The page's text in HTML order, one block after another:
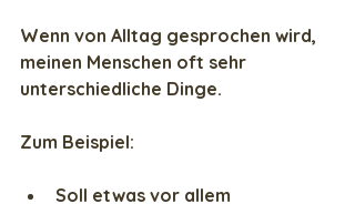
Wenn von Alltag gesprochen wird,
meinen Menschen oft sehr
unterschiedliche Dinge.
Zum Beispiel:
Soll etwas vor allem